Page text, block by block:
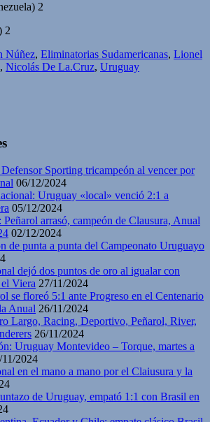
2
2
Núñez, Eliminatorias Sudamericanas, Lionel
, Nicolás De La.Cruz, Uruguay
Sporting tricampeón al vencer por
06/12/2024
Uruguay «local» venció 2:1 a
05/12/2024
Peñarol arrasó, campeón de Clausura, Anual
02/12/2024
de punta a punta del Campeonato Uruguayo
dejó dos puntos de oro al igualar con
Viera 27/11/2024
se floreó 5:1 ante Progreso en el Centenario
Anual 26/11/2024
Largo, Racing, Deportivo, Peñarol, River,
26/11/2024
Uruguay Montevideo – Torque, martes a
11/2024
en el mano a mano por el Claiusura y la
de Uruguay, empató 1:1 con Brasil en